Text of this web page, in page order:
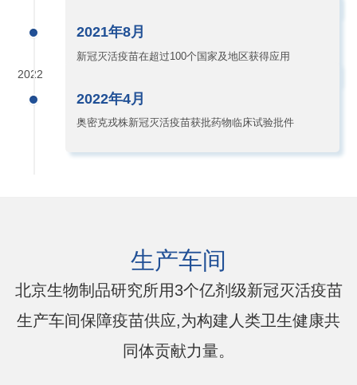
2021年8月
新冠灭活疫苗在超过100个国家及地区获得应用
2022
2022年4月
奥密克戎株新冠灭活疫苗获批药物临床试验批件
生产车间
北京生物制品研究所用3个亿剂级新冠灭活疫苗
生产车间保障疫苗供应,为构建人类卫生健康共
同体贡献力量。